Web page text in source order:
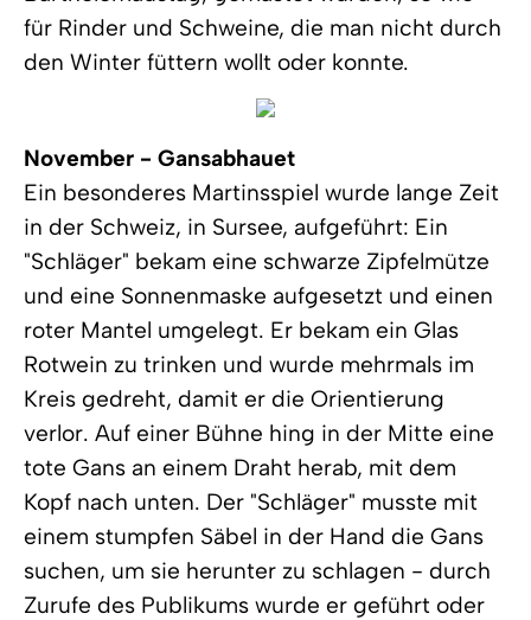
für Rinder und Schweine, die man nicht durch
den Winter füttern wollt oder konnte.
November - Gansabhauet
Ein besonderes Martinsspiel wurde lange Zeit
in der Schweiz, in Sursee, aufgeführt: Ein
"Schläger" bekam eine schwarze Zipfelmütze
und eine Sonnenmaske aufgesetzt und einen
roter Mantel umgelegt. Er bekam ein Glas
Rotwein zu trinken und wurde mehrmals im
Kreis gedreht, damit er die Orientierung
verlor. Auf einer Bühne hing in der Mitte eine
tote Gans an einem Draht herab, mit dem
Kopf nach unten. Der "Schläger" musste mit
einem stumpfen Säbel in der Hand die Gans
suchen, um sie herunter zu schlagen - durch
Zurufe des Publikums wurde er geführt oder